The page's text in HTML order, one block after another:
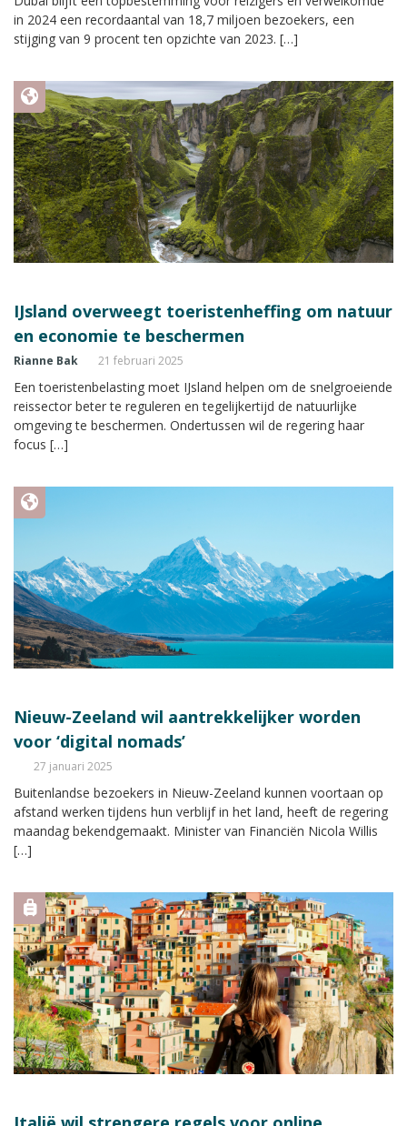
in 2024 een recordaantal van 18,7 miljoen bezoekers, een
stijging van 9 procent ten opzichte van 2023. […]
IJsland overweegt toeristenheffing om natuur
en economie te beschermen
Rianne Bak 21 februari 2025
Een toeristenbelasting moet IJsland helpen om de snelgroeiende
reissector beter te reguleren en tegelijkertijd de natuurlijke
omgeving te beschermen. Ondertussen wil de regering haar
focus […]
Nieuw-Zeeland wil aantrekkelijker worden
voor ‘digital nomads’
27 januari 2025
Buitenlandse bezoekers in Nieuw-Zeeland kunnen voortaan op
afstand werken tijdens hun verblijf in het land, heeft de regering
maandag bekendgemaakt. Minister van Financiën Nicola Willis
[…]